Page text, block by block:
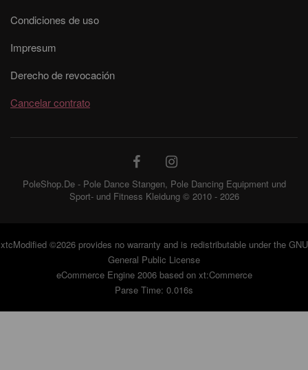
Condiciones de uso
Impresum
Derecho de revocación
Cancelar contrato
PoleShop.De - Pole Dance Stangen, Pole Dancing Equipment und
Sport- und Fitness Kleidung © 2010 - 2026
xtcModified©2026 provides no warranty and is redistributable under the GNU
General Public License
eCommerce Engine 2006 based on xt:Commerce
Parse Time: 0.016s